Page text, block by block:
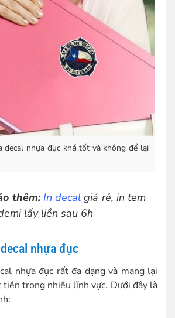
decal nhựa đục khá tốt và không để lại
thêm: In decal giá rẻ, in tem
lấy liền sau 6h
nhựa đục
nhựa đục rất đa dạng và mang lại
trong nhiều lĩnh vực. Dưới đây là